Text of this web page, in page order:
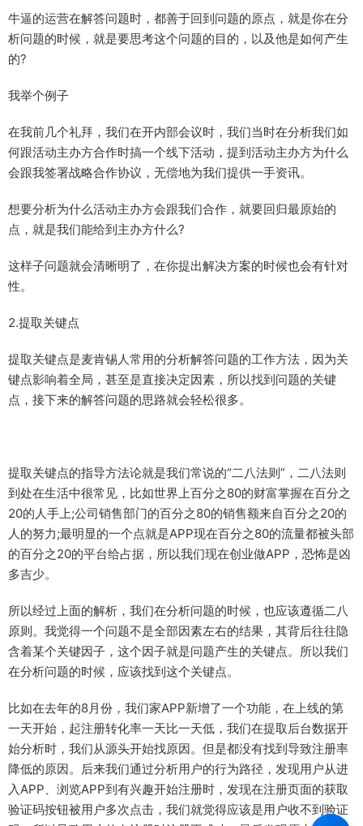
牛逼的运营在解答问题时，都善于回到问题的原点，就是你在分
析问题的时候，就是要思考这个问题的目的，以及他是如何产生
的?
我举个例子
在我前几个礼拜，我们在开内部会议时，我们当时在分析我们如
何跟活动主办方合作时搞一个线下活动，提到活动主办方为什么
会跟我签署战略合作协议，无偿地为我们提供一手资讯。
想要分析为什么活动主办方会跟我们合作，就要回归最原始的
点，就是我们能给到主办方什么?
这样子问题就会清晰明了，在你提出解决方案的时候也会有针对
性。
2.提取关键点
提取关键点是麦肯锡人常用的分析解答问题的工作方法，因为关
键点影响着全局，甚至是直接决定因素，所以找到问题的关键
点，接下来的解答问题的思路就会轻松很多。
提取关键点的指导方法论就是我们常说的“二八法则”，二八法则
到处在生活中很常见，比如世界上百分之80的财富掌握在百分之
20的人手上;公司销售部门的百分之80的销售额来自百分之20的
人的努力;最明显的一个点就是APP现在百分之80的流量都被头部
的百分之20的平台给占据，所以我们现在创业做APP，恐怖是凶
多吉少。
所以经过上面的解析，我们在分析问题的时候，也应该遵循二八
原则。我觉得一个问题不是全部因素左右的结果，其背后往往隐
含着某个关键因子，这个因子就是问题产生的关键点。所以我们
在分析问题的时候，应该找到这个关键点。
比如在去年的8月份，我们家APP新增了一个功能，在上线的第
一天开始，起注册转化率一天比一天低，我们在提取后台数据开
始分析时，我们从源头开始找原因。但是都没有找到导致注册率
降低的原因。后来我们通过分析用户的行为路径，发现用户从进
入APP、浏览APP到有兴趣开始注册时，发现在注册页面的获取
验证码按钮被用户多次点击，我们就觉得应该是用户收不到验证